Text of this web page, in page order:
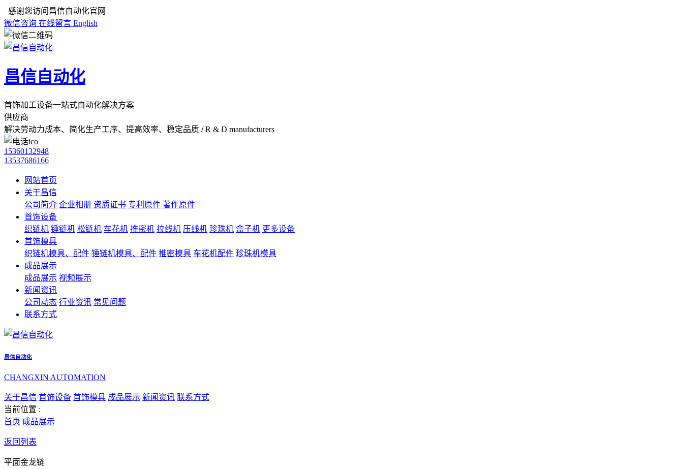
感谢您访问昌信自动化官网
微信咨询 在线留言 English
昌信自动化
首饰加工设备一站式自动化解决方案
供应商
解决劳动力成本、简化生产工序、提高效率、稳定品质 / R & D manufacturers
15360132948
13537686166
网站首页
关于昌信
公司简介 企业相册 资质证书 专利原件 著作原件
首饰设备
织链机 锤链机 松链机 车花机 推密机 拉线机 压线机 珍珠机 盒子机 更多设备
首饰模具
织链机模具、配件 锤链机模具、配件 推密模具 车花机配件 珍珠机模具
成品展示
成品展示 视频展示
新闻资讯
公司动态 行业资讯 常见问题
联系方式
昌信自动化
CHANGXIN AUTOMATION
关于昌信 首饰设备 首饰模具 成品展示 新闻资讯 联系方式
当前位置 :
首页 成品展示
返回列表
平面金龙链